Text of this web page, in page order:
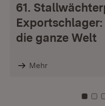
61.
Exportschlager:
die ganze Welt
Mehr
Zu